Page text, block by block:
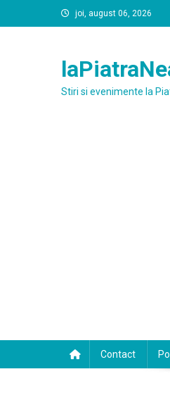
to
joi, august 06, 2026
Stiri si evenimente la
Contact